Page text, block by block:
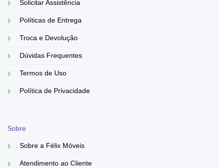
Solicitar Assistência
Políticas de Entrega
Troca e Devolução
Dúvidas Frequentes
Termos de Uso
Política de Privacidade
Sobre
Sobre a Félix Móveis
Atendimento ao Cliente